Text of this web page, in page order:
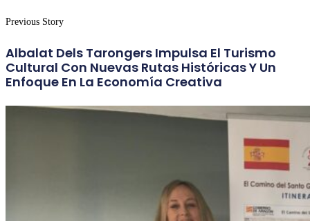
Previous Story
Albalat Dels Tarongers Impulsa El Turismo
Cultural Con Nuevas Rutas Históricas Y Un
Enfoque En La Economía Creativa